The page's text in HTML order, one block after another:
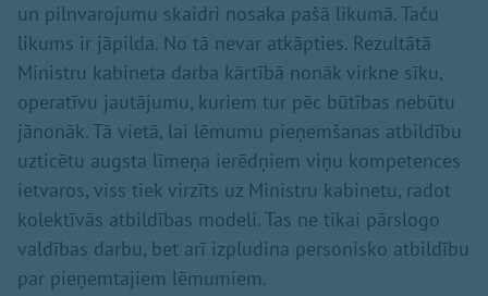
un pilnvarojumu skaidri nosaka pašā likumā. Taču
likums ir jāpilda. No tā nevar atkāpties. Rezultātā
Ministru kabineta darba kārtībā nonāk virkne sīku,
operatīvu jautājumu, kuriem tur pēc būtības nebūtu
jānonāk. Tā vietā, lai lēmumu pieņemšanas atbildību
uzticētu augsta līmeņa ierēdņiem viņu kompetences
ietvaros, viss tiek virzīts uz Ministru kabinetu, radot
kolektīvās atbildības modeli. Tas ne tikai pārslogo
valdības darbu, bet arī izpludina personisko atbildību
par pieņemtajiem lēmumiem.